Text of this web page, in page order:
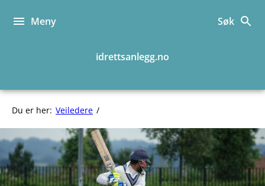
idrettsanlegg.no
Meny Søk
Du er her: Veiledere